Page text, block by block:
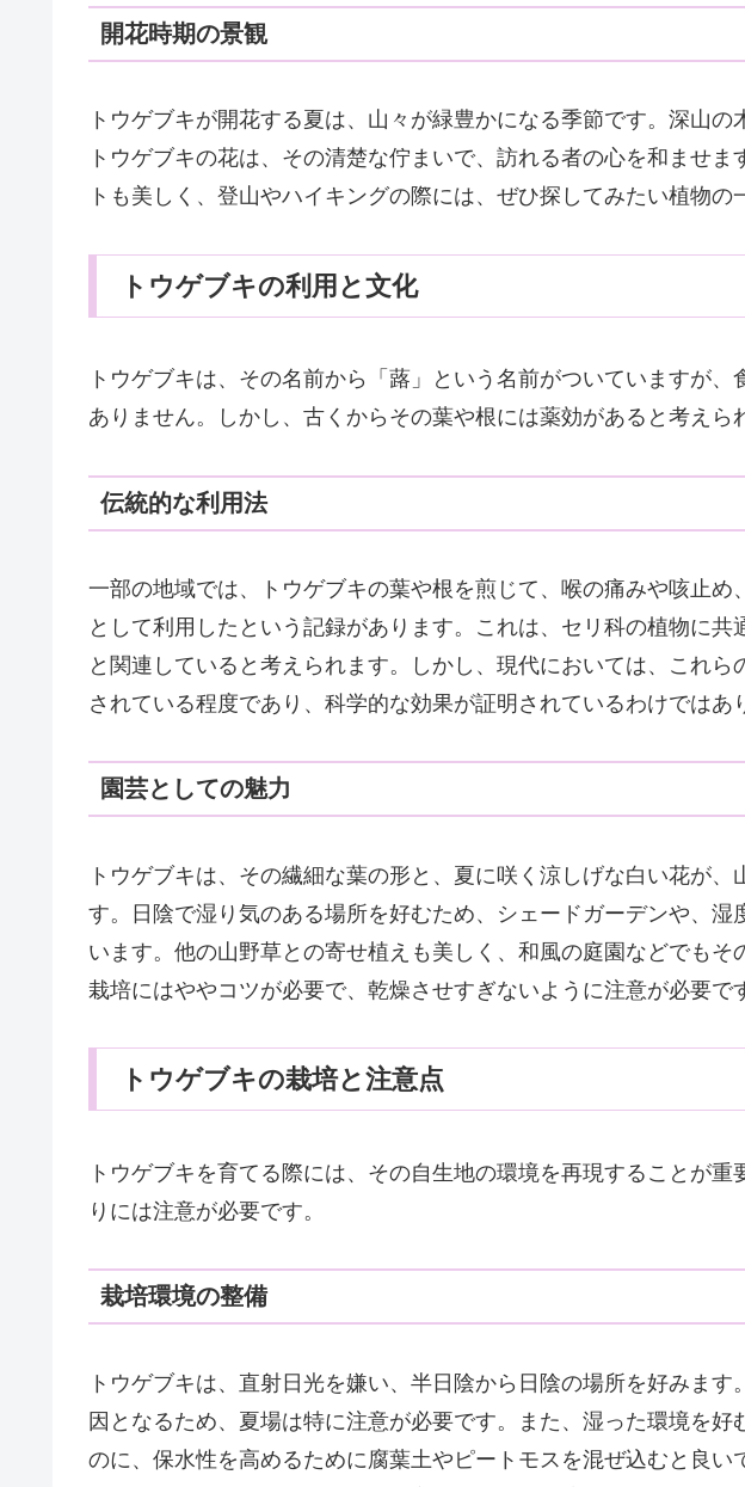
開花時期の景観
トウゲブキが開花する夏は、山々が緑豊かになる季節です。深山の
トウゲブキの花は、その清楚な佇まいで、訪れる者の心を和ませ
トも美しく、登山やハイキングの際には、ぜひ探してみたい植物の
トウゲブキの利用と文化
トウゲブキは、その名前から「蕗」という名前がついていますが
ありません。しかし、古くからその葉や根には薬効があると考えら
伝統的な利用法
一部の地域では、トウゲブキの葉や根を煎じて、喉の痛みや咳止め
として利用したという記録があります。これは、セリ科の植物に共
と関連していると考えられます。しかし、現代においては、これら
されている程度であり、科学的な効果が証明されているわけではあ
園芸としての魅力
トウゲブキは、その繊細な葉の形と、夏に咲く涼しげな白い花が、
す。日陰で湿り気のある場所を好むため、シェードガーデンや、湿
います。他の山野草との寄せ植えも美しく、和風の庭園などでもそ
栽培にはややコツが必要で、乾燥させすぎないように注意が必要で
トウゲブキの栽培と注意点
トウゲブキを育てる際には、その自生地の環境を再現することが
りには注意が必要です。
栽培環境の整備
トウゲブキは、直射日光を嫌い、半日陰から日陰の場所を好みま
因となるため、夏場は特に注意が必要です。また、湿った環境を好
のに、保水性を高めるために腐葉土やピートモスを混ぜ込むと良い